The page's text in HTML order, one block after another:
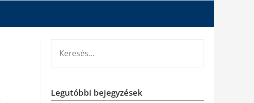
Legutóbbi bejegyzések